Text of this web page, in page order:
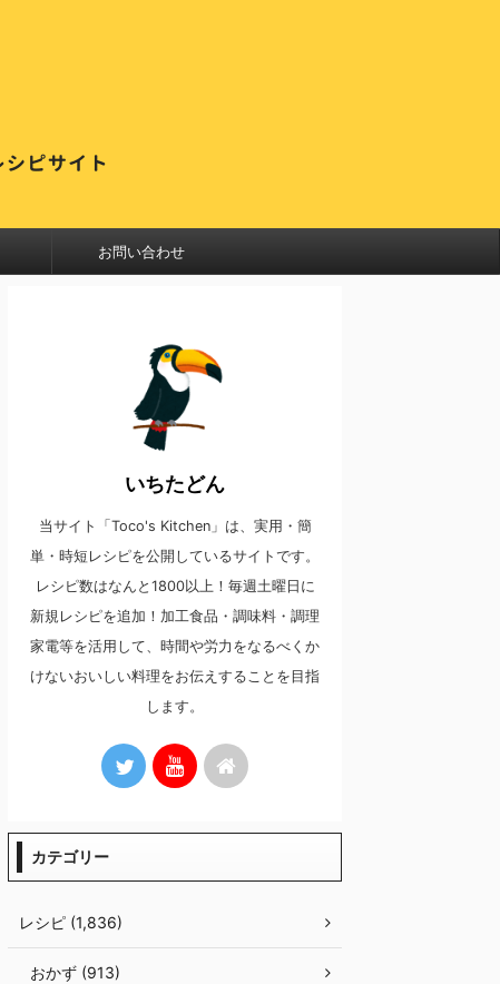
お問い合わせ
いちたどん
当サイト「Toco's Kitchen」は、実用・簡
単・時短レシピを公開しているサイトです。
レシピ数はなんと1800以上！毎週土曜日に
新規レシピを追加！加工食品・調味料・調理
家電等を活用して、時間や労力をなるべくか
けないおいしい料理をお伝えすることを目指
します。
カテゴリー
レシピ (1,836)
おかず (913)